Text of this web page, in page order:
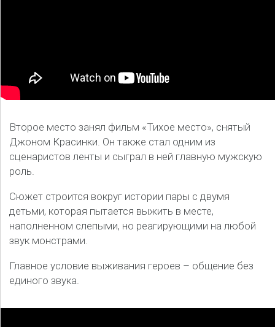
Второе место занял фильм «Тихое место», снятый
Джоном Красинки. Он также стал одним из
сценаристов ленты и сыграл в ней главную мужскую
роль.
Сюжет строится вокруг истории пары с двумя
детьми, которая пытается выжить в месте,
наполненном слепыми, но реагирующими на любой
звук монстрами.
Главное условие выживания героев – общение без
единого звука.